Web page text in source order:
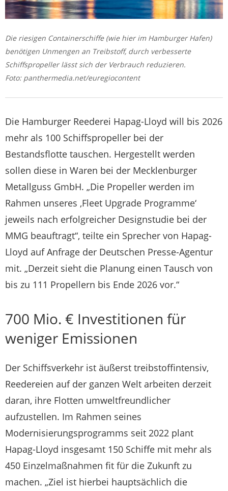
Die riesigen Containerschiffe (wie hier im Hamburger Hafen)
benötigen Unmengen an Treibstoff, durch verbesserte
Schiffspropeller lässt sich der Verbrauch reduzieren.
Foto: panthermedia.net/euregiocontent
Die Hamburger Reederei Hapag-Lloyd will bis 2026
mehr als 100 Schiffspropeller bei der
Bestandsflotte tauschen. Hergestellt werden
sollen diese in Waren bei der Mecklenburger
Metallguss GmbH. „Die Propeller werden im
Rahmen unseres ‚Fleet Upgrade Programme‘
jeweils nach erfolgreicher Designstudie bei der
MMG beauftragt“, teilte ein Sprecher von Hapag-
Lloyd auf Anfrage der Deutschen Presse-Agentur
mit. „Derzeit sieht die Planung einen Tausch von
bis zu 111 Propellern bis Ende 2026 vor.“
700 Mio. € Investitionen für
weniger Emissionen
Der Schiffsverkehr ist äußerst treibstoffintensiv,
Reedereien auf der ganzen Welt arbeiten derzeit
daran, ihre Flotten umweltfreundlicher
aufzustellen. Im Rahmen seines
Modernisierungsprogramms seit 2022 plant
Hapag-Lloyd insgesamt 150 Schiffe mit mehr als
450 Einzelmaßnahmen fit für die Zukunft zu
machen. „Ziel ist hierbei hauptsächlich die